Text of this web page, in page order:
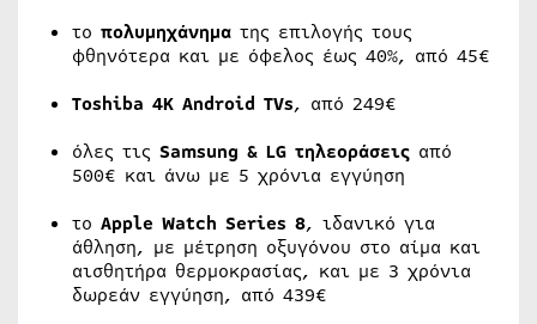
το πολυμηχάνημα της επιλογής τους
φθηνότερα και με όφελος έως 40%, από 45€
Toshiba 4Κ Android TVs, από 249€
όλες τις Samsung & LG τηλεοράσεις από
500€ και άνω με 5 χρόνια εγγύηση
το Apple Watch Series 8, ιδανικό για
άθληση, με μέτρηση οξυγόνου στο αίμα και
αισθητήρα θερμοκρασίας, και με 3 χρόνια
δωρεάν εγγύηση, από 439€